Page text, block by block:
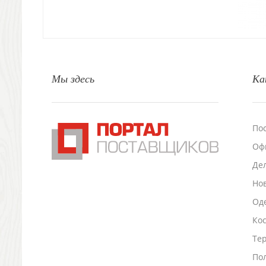
Подставки для визиток записок телефонов
Промо
Антистрессы
Мы здесь